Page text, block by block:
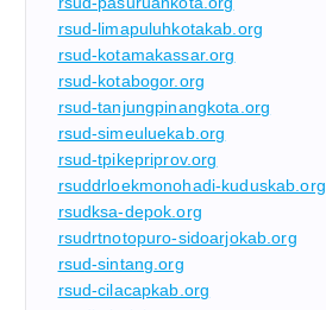
rsud-limapuluhkotakab.org
rsud-kotamakassar.org
rsud-kotabogor.org
rsud-tanjungpinangkota.org
rsud-simeuluekab.org
rsud-tpikepriprov.org
rsuddrloekmonohadi-kuduskab.org
rsudksa-depok.org
rsudrtnotopuro-sidoarjokab.org
rsud-sintang.org
rsud-cilacapkab.org